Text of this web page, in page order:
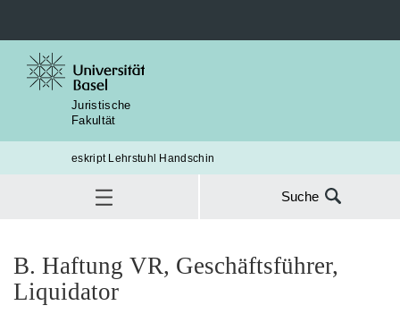
Juristische
Fakultät
eskript Lehrstuhl Handschin
Suche
§23 Verantwortlichkeit
2. AG (Art. 753 ff. OR)
B. Haftung VR, Geschäftsführer, Liquidator
bb. Pflichtverletzung
B. Haftung VR, Geschäftsführer,
Liquidator